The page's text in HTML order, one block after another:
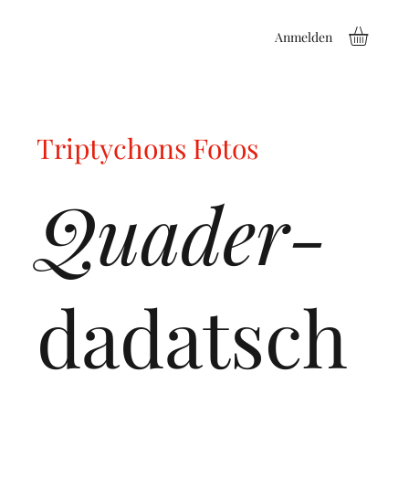
Anmelden
Triptychons Fotos
Quader-
dadatsch